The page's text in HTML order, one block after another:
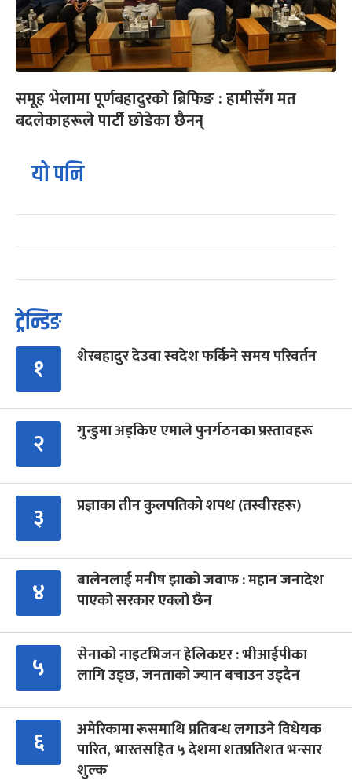
समूह भेलामा पूर्णबहादुरको ब्रिफिङ : हामीसँग मत
बदलेकाहरूले पार्टी छोडेका छैनन्
यो पनि
ट्रेन्डिङ
१ शेरबहादुर देउवा स्वदेश फर्किने समय परिवर्तन
२ गुन्डुमा अड्किए एमाले पुनर्गठनका प्रस्तावहरू
३ प्रज्ञाका तीन कुलपतिको शपथ (तस्वीरहरू)
४
बालेनलाई मनीष झाको जवाफ : महान जनादेश
पाएको सरकार एक्लो छैन
५
सेनाको नाइटभिजन हेलिकप्टर : भीआईपीका
लागि उड्छ, जनताको ज्यान बचाउन उड्दैन
६
अमेरिकामा रूसमाथि प्रतिबन्ध लगाउने विधेयक
पारित, भारतसहित ५ देशमा शतप्रतिशत भन्सार
शुल्क